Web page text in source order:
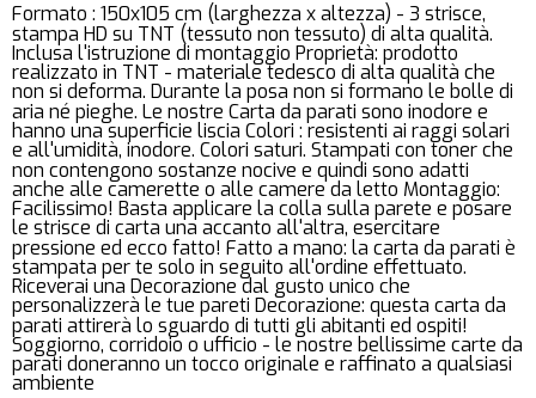
Formato : 150x105 cm (larghezza x altezza) - 3 strisce,
stampa HD su TNT (tessuto non tessuto) di alta qualità.
Inclusa l'istruzione di montaggio Proprietà: prodotto
realizzato in TNT - materiale tedesco di alta qualità che
non si deforma. Durante la posa non si formano le bolle di
aria né pieghe. Le nostre Carta da parati sono inodore e
hanno una superficie liscia Colori : resistenti ai raggi solari
e all'umidità, inodore. Colori saturi. Stampati con toner che
non contengono sostanze nocive e quindi sono adatti
anche alle camerette o alle camere da letto Montaggio:
Facilissimo! Basta applicare la colla sulla parete e posare
le strisce di carta una accanto all'altra, esercitare
pressione ed ecco fatto! Fatto a mano: la carta da parati è
stampata per te solo in seguito all'ordine effettuato.
Riceverai una Decorazione dal gusto unico che
personalizzerà le tue pareti Decorazione: questa carta da
parati attirerà lo sguardo di tutti gli abitanti ed ospiti!
Soggiorno, corridoio o ufficio - le nostre bellissime carte da
parati doneranno un tocco originale e raffinato a qualsiasi
ambiente